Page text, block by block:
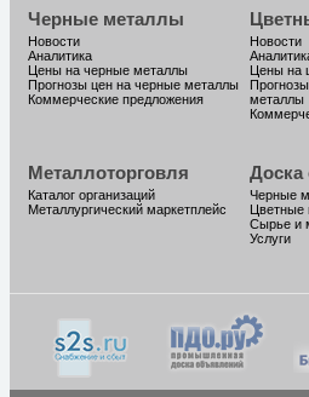
Черные металлы
Новости
Аналитика
Цены на черные металлы
Прогнозы цен на черные металлы
Коммерческие предложения
Новости
Цены на
металлы
Металлоторговля
Каталог организаций
Металлургический маркетплейс
Доска
Черные
Цветные
Сырье и
Услуги